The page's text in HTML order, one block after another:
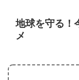
地球を守る！
メ